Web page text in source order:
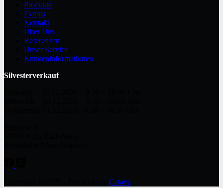
Produkte
Events
Kontakt
Über Uns
Referenzen
Unser Service
Kundeninformationen
Silvesterverkauf
Catava